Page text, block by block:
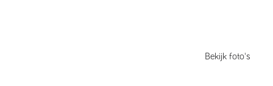
Bekijk foto's